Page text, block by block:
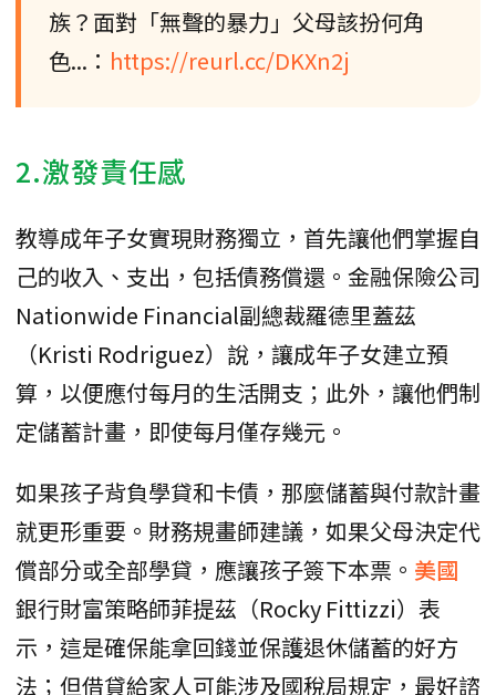
族？面對「無聲的暴力」父母該扮何角
色...： https://reurl.cc/DKXn2j
2.激發責任感
教導成年子女實現財務獨立，首先讓他們掌握自
己的收入、支出，包括債務償還。金融保險公司
Nationwide Financial副總裁羅德里蓋茲
（Kristi Rodriguez）說，讓成年子女建立預
算，以便應付每月的生活開支；此外，讓他們制
定儲蓄計畫，即使每月僅存幾元。
如果孩子背負學貸和卡債，那麼儲蓄與付款計畫
就更形重要。財務規畫師建議，如果父母決定代
償部分或全部學貸，應讓孩子簽下本票。 美國
銀行財富策略師菲提茲（Rocky Fittizzi）表
示，這是確保能拿回錢並保護退休儲蓄的好方
法；但借貸給家人可能涉及國稅局規定，最好諮